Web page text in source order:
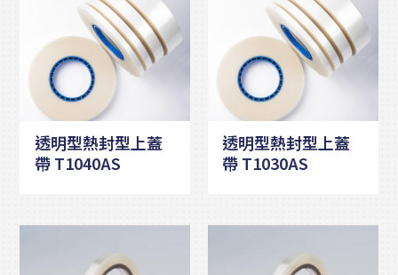
透明型熱封型上蓋
帶 T1040AS
透明型熱封型上蓋
帶 T1030AS